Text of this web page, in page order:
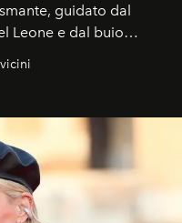
guidato dal
Leone e dal buio